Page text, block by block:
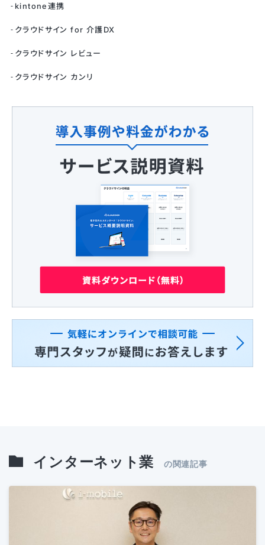
kintone連携
クラウドサイン for 介護DX
クラウドサイン レビュー
クラウドサイン カンリ
インターネット業 の関連記事